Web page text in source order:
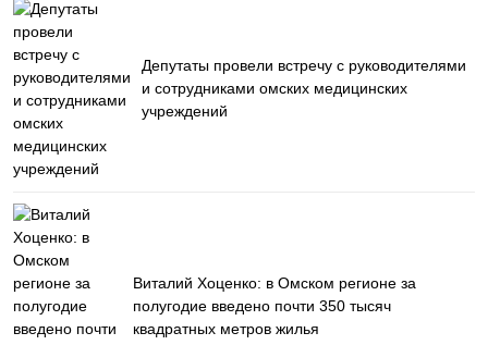
Депутаты провели встречу с руководителями
и сотрудниками омских медицинских
учреждений
Виталий Хоценко: в Омском регионе за
полугодие введено почти 350 тысяч
квадратных метров жилья